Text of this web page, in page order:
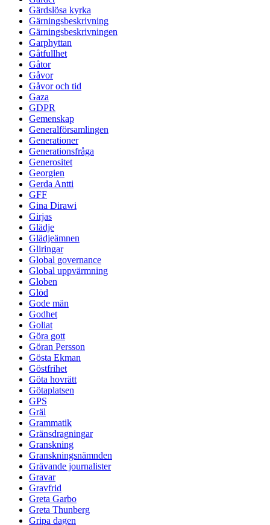
Gärdslösa kyrka
Gärningsbeskrivning
Gärningsbeskrivningen
Garphyttan
Gåtfullhet
Gåtor
Gåvor
Gåvor och tid
Gaza
GDPR
Gemenskap
Generalförsamlingen
Generationer
Generationsfråga
Generositet
Georgien
Gerda Antti
GFF
Gina Dirawi
Girjas
Glädje
Glädjeämnen
Gliringar
Global governance
Global uppvärmning
Globen
Glöd
Gode män
Godhet
Goliat
Göra gott
Göran Persson
Gösta Ekman
Göstfrihet
Göta hovrätt
Götaplatsen
GPS
Gräl
Grammatik
Gränsdragningar
Granskning
Granskningsnämnden
Grävande journalister
Gravar
Gravfrid
Greta Garbo
Greta Thunberg
Gripa dagen